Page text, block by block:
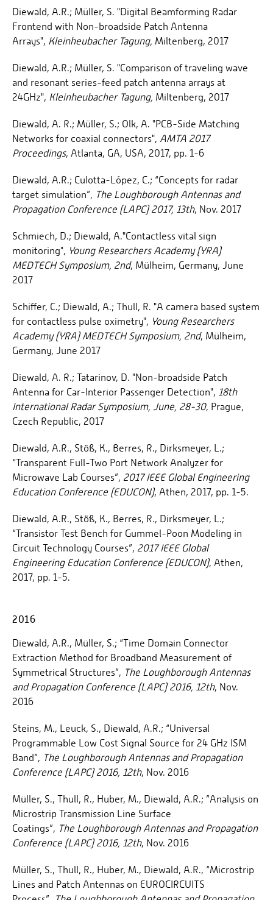
Diewald, A.R.; Müller, S. "Digital Beamforming Radar
Frontend with Non-broadside Patch Antenna
Arrays", Kleinheubacher Tagung, Miltenberg, 2017
Diewald, A.R.; Müller, S. "Comparison of traveling wave
and resonant series-feed patch antenna arrays at
24GHz", Kleinheubacher Tagung, Miltenberg, 2017
Diewald, A. R.; Müller, S.; Olk, A. "PCB-Side Matching
Networks for coaxial connectors", AMTA 2017
Proceedings, Atlanta, GA, USA, 2017, pp. 1-6
Diewald, A.R.; Culotta-López, C.; “Concepts for radar
target simulation”, The Loughborough Antennas and
Propagation Conference (LAPC) 2017, 13th, Nov. 2017
Schmiech, D.; Diewald, A."Contactless vital sign
monitoring", Young Researchers Academy (YRA)
MEDTECH Symposium, 2nd, Mülheim, Germany, June
2017
Schiffer, C.; Diewald, A.; Thull, R. "A camera based system
for contactless pulse oximetry", Young Researchers
Academy (YRA) MEDTECH Symposium, 2nd, Mülheim,
Germany, June 2017
Diewald, A. R.; Tatarinov, D. "Non-broadside Patch
Antenna for Car-Interior Passenger Detection", 18th
International Radar Symposium, June, 28-30, Prague,
Czech Republic, 2017
Diewald, A.R., Stöß, K., Berres, R., Dirksmeyer, L.;
“Transparent Full-Two Port Network Analyzer for
Microwave Lab Courses”, 2017 IEEE Global Engineering
Education Conference (EDUCON), Athen, 2017, pp. 1-5.
Diewald, A.R., Stöß, K., Berres, R., Dirksmeyer, L.;
“Transistor Test Bench for Gummel-Poon Modeling in
Circuit Technology Courses”, 2017 IEEE Global
Engineering Education Conference (EDUCON), Athen,
2017, pp. 1-5.
2016
Diewald, A.R., Müller, S.; “Time Domain Connector
Extraction Method for Broadband Measurement of
Symmetrical Structures”, The Loughborough Antennas
and Propagation Conference (LAPC) 2016, 12th, Nov.
2016
Steins, M., Leuck, S., Diewald, A.R.; “Universal
Programmable Low Cost Signal Source for 24 GHz ISM
Band”, The Loughborough Antennas and Propagation
Conference (LAPC) 2016, 12th, Nov. 2016
Müller, S., Thull, R., Huber, M., Diewald, A.R.; ”Analysis on
Microstrip Transmission Line Surface
Coatings”, The Loughborough Antennas and Propagation
Conference (LAPC) 2016, 12th, Nov. 2016
Müller, S., Thull, R., Huber, M., Diewald, A.R., “Microstrip
Lines and Patch Antennas on EUROCIRCUITS